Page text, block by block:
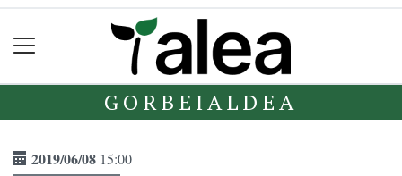
GORBEIALDEA
2019/06/08 15:00